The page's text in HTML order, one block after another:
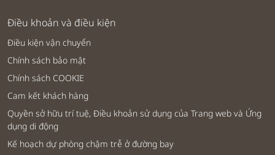
Điều khoản và điều kiện
Điều kiện vận chuyển
Chính sách bảo mật
Chính sách COOKIE
Cam kết khách hàng
Quyền sở hữu trí tuệ, Điều khoản sử dụng của Trang web và Ứng
dụng di động
Kế hoạch dự phòng chậm trễ ở đường bay